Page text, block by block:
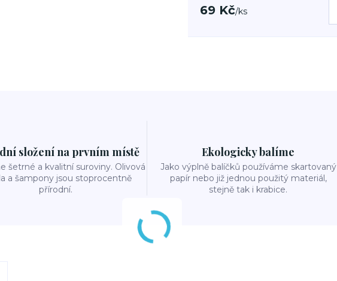
69 Kč/ks
složení na prvním místě
šetrné a kvalitní suroviny. Olivová
a šampony jsou stoprocentně
přírodní.
Ekologicky balíme
Jako výplně balíčků používáme skartovaný
papír nebo již jednou použitý materiál,
stejně tak i krabice.